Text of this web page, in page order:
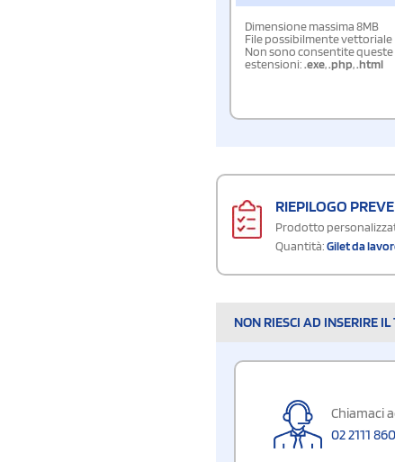
Dimensione massima 8MB
File possibilmente vettoriale
Non sono consentite queste
estensioni:.exe,.php,.html
RIEPILOGO
Prodotto
Quantità:Gilet da
NON RIESCI AD INSERIRE
Chiamaci
02 2111